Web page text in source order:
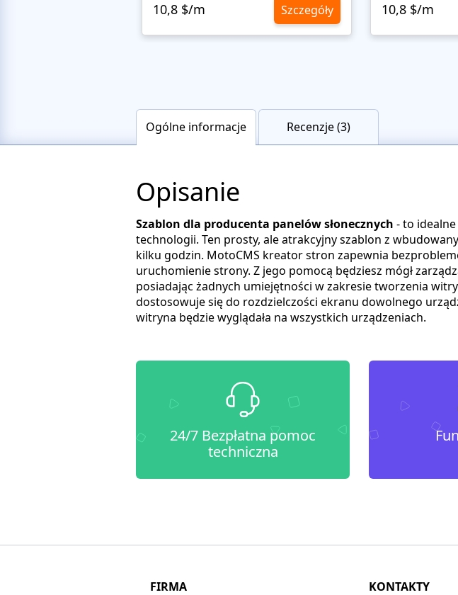
10,8 $/m Szczegóły 10,8 $/m
Ogólne informacje Recenzje (3)
Opisanie
Szablon dla producenta panelów słonecznych - to
technologii. Ten prosty, ale atrakcyjny szablon z
kilku godzin. MotoCMS kreator stron zapewnia
uruchomienie strony. Z jego pomocą będziesz mógł
posiadając żadnych umiejętności w zakresie tworzenia
dostosowuje się do rozdzielczości ekranu dowolnego
witryna będzie wyglądała na wszystkich urządzeniach.
24/7 Bezpłatna pomoc
techniczna
FIRMA KONTAKTY